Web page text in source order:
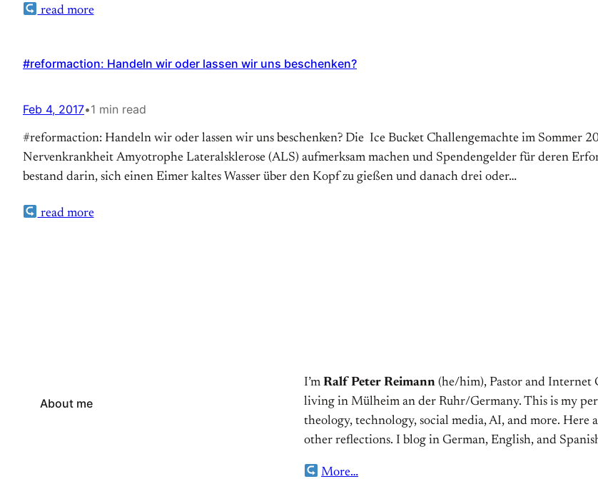
read more
#reformaction: Handeln wir oder lassen wir uns beschenken?
Feb 4, 2017•1 min read
#reformaction: Handeln wir oder lassen wir uns beschenken? Die Ice Bucket Challengemachte im Sommer
Nervenkrankheit Amyotrophe Lateralsklerose (ALS) aufmerksam machen und Spendengelder für deren
bestand darin, sich einen Eimer kaltes Wasser über den Kopf zu gießen und danach drei oder…
read more
About me
I’m Ralf Peter Reimann(he/him), Pastor and Internet
living in Mülheim an der Ruhr/Germany. This is my
theology, technology, social media, AI, and more. Here
other reflections. I blog in German, English, and
More…